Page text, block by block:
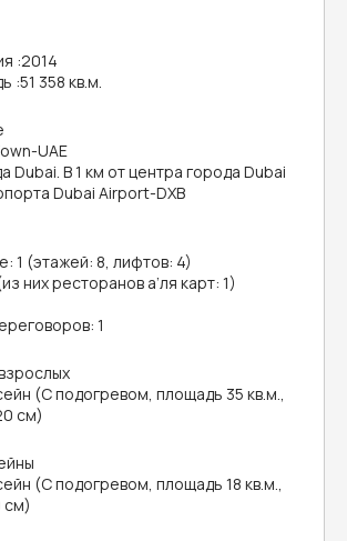
:2014
:51 358 кв.м.
UAE
Dubai. В 1 км от центра города Dubai
Dubai Airport-DXB
1 (этажей: 8, лифтов: 4)
них ресторанов а’ля карт: 1)
1
(С подогревом, площадь 35 кв.м.,
см)
(С подогревом, площадь 18 кв.м.,
см)